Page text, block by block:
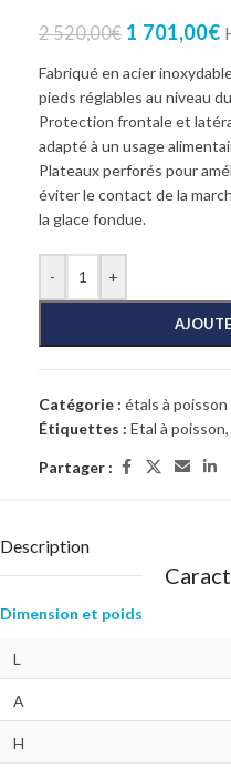
2 520,00€ 1 701,00€
Fabriqué en acier
pieds réglables au niveau
Protection frontale et
adapté à un usage
Plateaux perforés pour
éviter le contact de la
la glace fondue.
- +
Catégorie : étals à poisson
Étiquettes : Etal à poisson,
Partager :
Description
Dimension et poids
L
A
H